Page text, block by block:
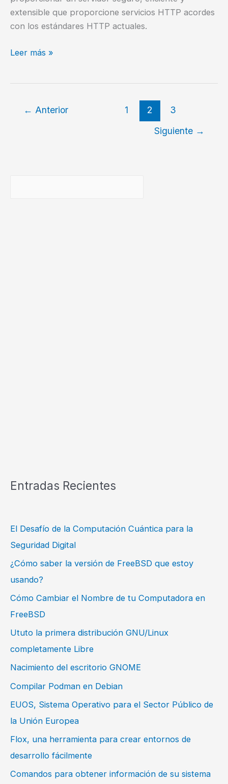
extensible que proporcione servicios HTTP acordes
con los estándares HTTP actuales.
¿Cómo
Leer más »
← Anterior 1 2
3
Siguiente →
Entradas Recientes
El Desafío de la Computación Cuántica para la
Seguridad Digital
¿Cómo saber la versión de FreeBSD que estoy
usando?
Cómo Cambiar el Nombre de tu Computadora en
FreeBSD
Ututo la primera distribución GNU/Linux
completamente Libre
Nacimiento del escritorio GNOME
Compilar Podman en Debian
EUOS, Sistema Operativo para el Sector Público de
la Unión Europea
Flox, una herramienta para crear entornos de
desarrollo fácilmente
Comandos para obtener información de su sistema